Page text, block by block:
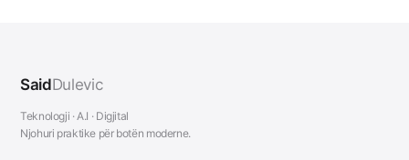
SaidDulevic
Teknologji · A.I · Digjital
Njohuri praktike për botën moderne.